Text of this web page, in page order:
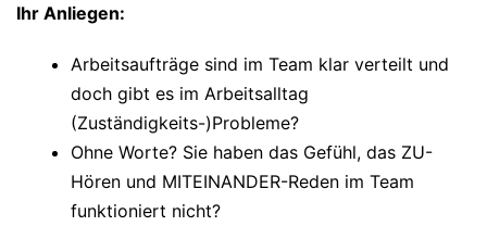
Ihr Anliegen:
Arbeitsaufträge sind im Team klar verteilt und
doch gibt es im Arbeitsalltag
(Zuständigkeits-)Probleme?
Ohne Worte? Sie haben das Gefühl, das ZU-
Hören und MITEINANDER-Reden im Team
funktioniert nicht?